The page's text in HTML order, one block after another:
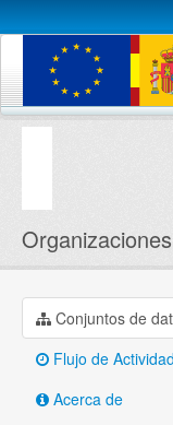
Conjuntos de
Organizaciones
Conjuntos de
Flujo de Actividad
Acerca de